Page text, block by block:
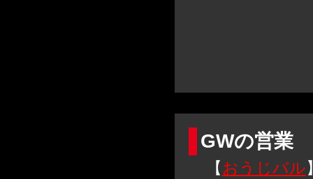
GWの営業
【おうじバル